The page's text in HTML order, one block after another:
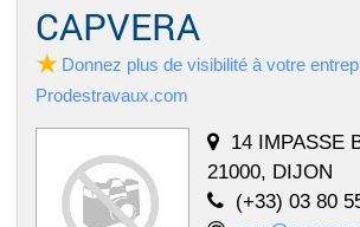
CAPVERA
Donnez plus de visibilité à votre
Prodestravaux.com
14 IMPASSE
21000, DIJON
(+33) 03 80